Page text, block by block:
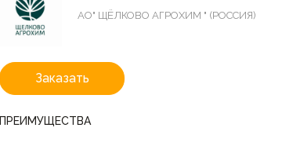
АО" ЩЁЛКОВО АГРОХИМ " (РОССИЯ)
Заказать
ПРЕИМУЩЕСТВА